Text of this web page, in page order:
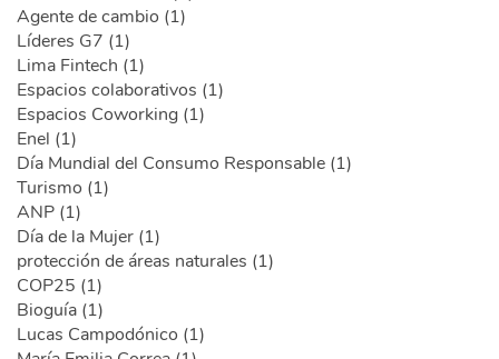
Agente de cambio (1)
Líderes G7 (1)
Lima Fintech (1)
Espacios colaborativos (1)
Espacios Coworking (1)
Enel (1)
Día Mundial del Consumo Responsable (1)
Turismo (1)
ANP (1)
Día de la Mujer (1)
protección de áreas naturales (1)
COP25 (1)
Bioguía (1)
Lucas Campodónico (1)